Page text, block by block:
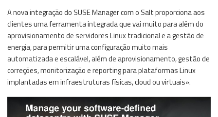
A nova integração do SUSE Manager com o Salt proporciona aos
clientes uma ferramenta integrada que vai muito para além do
aprovisionamento de servidores Linux tradicional e a gestão de
energia, para permitir uma configuração muito mais
automatizada e escalável, além de aprovisionamento, gestão de
correções, monitorização e reporting para plataformas Linux
implantadas em infraestruturas físicas, cloud ou virtuais».